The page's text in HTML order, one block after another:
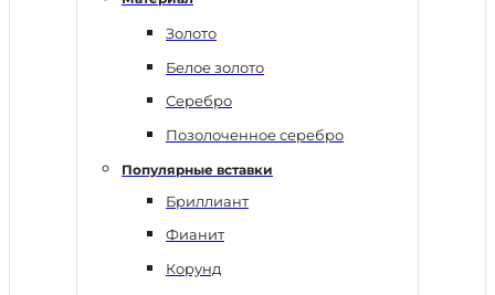
Золото
Белое золото
Серебро
Позолоченное серебро
Популярные вставки
Бриллиант
Фианит
Корунд